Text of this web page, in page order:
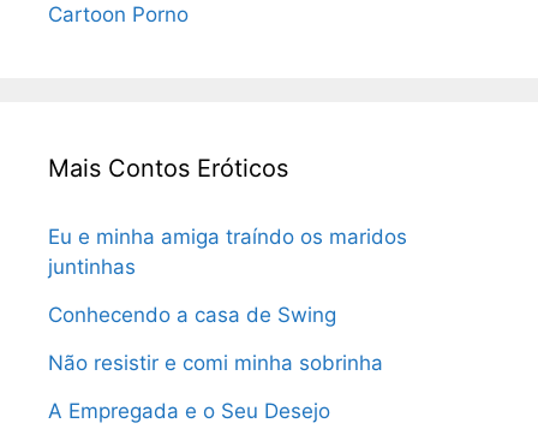
Cartoon Porno
Mais Contos Eróticos
Eu e minha amiga traíndo os maridos
juntinhas
Conhecendo a casa de Swing
Não resistir e comi minha sobrinha
A Empregada e o Seu Desejo